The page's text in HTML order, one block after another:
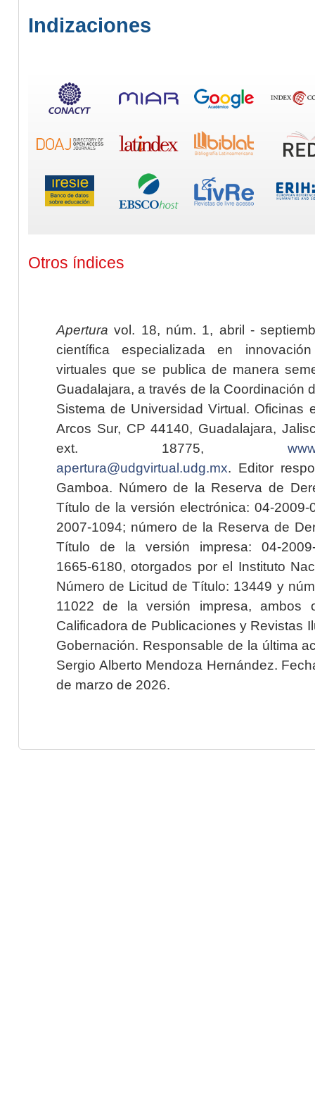
Indizaciones
Otros índices
Apertura vol. 18, núm. 1, abril -
científica especializada en
virtuales que se publica de manera
Guadalajara, a través de la Coordinación
Sistema de Universidad Virtual. Oficinas
Arcos Sur, CP 44140, Guadalajara,
ext. 18775,
apertura@udgvirtual.udg.mx. Editor
Gamboa. Número de la Reserva de
Título de la versión electrónica: 04-2009-
2007-1094; número de la Reserva de
Título de la versión impresa: 04-2009-
1665-6180, otorgados por el Instituto
Número de Licitud de Título: 13449 y
11022 de la versión impresa, ambos
Calificadora de Publicaciones y Revistas
Gobernación. Responsable de la última
Sergio Alberto Mendoza Hernández.
de marzo de 2026.